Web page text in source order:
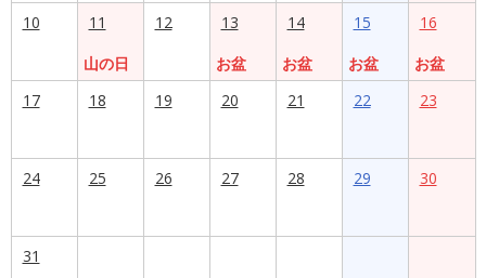
10
11
山の日
12
13
お盆
14
お盆
15
お盆
16
お盆
17
18 19 20 21 22 23
24 25 26 27 28 29 30
31